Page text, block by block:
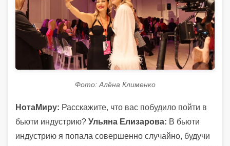
Фото: Алёна Клименко
НотаМиру: Расскажите, что вас побудило пойти в
бьюти индустрию? Ульяна Елизарова: В бьюти
индустрию я попала совершенно случайно, будучи